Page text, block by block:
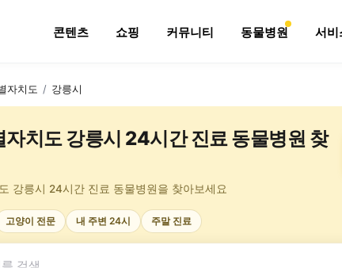
콘텐츠 쇼핑 커뮤니티 동물병원 서비
자치도 / 강릉시
자치도 강릉시 24시간 진료 동물병원 찾
강릉시 24시간 진료 동물병원을 찾아보세요
고양이 전문 내 주변 24시 주말 진료